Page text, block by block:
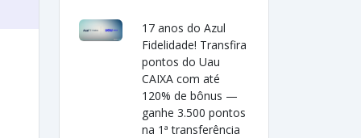
17 anos do Azul
Fidelidade! Transfira
pontos do Uau
CAIXA com até
120% de bônus —
ganhe 3.500 pontos
na 1ª transferência